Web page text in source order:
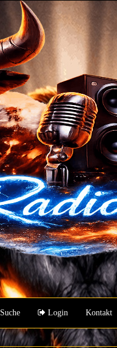
Suche Login Kontakt